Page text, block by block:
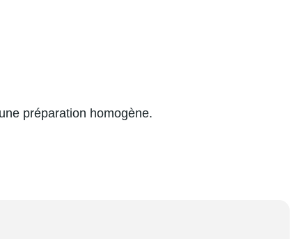
préparation homogène.